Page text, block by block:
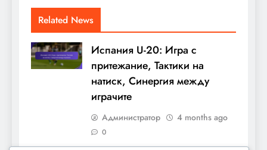
Related News
Испания U-20: Игра с
притежание, Тактики на
натиск, Синергия между
играчите
Администратор 4 months ago
0